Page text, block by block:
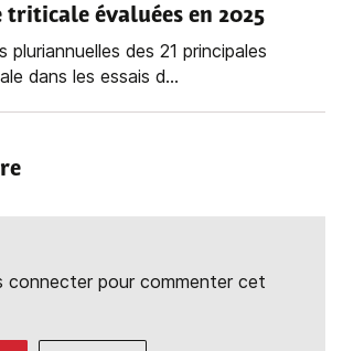
triticale évaluées en 2025
pluriannuelles des 21 principales
dans les essais d...
connecter pour commenter cet